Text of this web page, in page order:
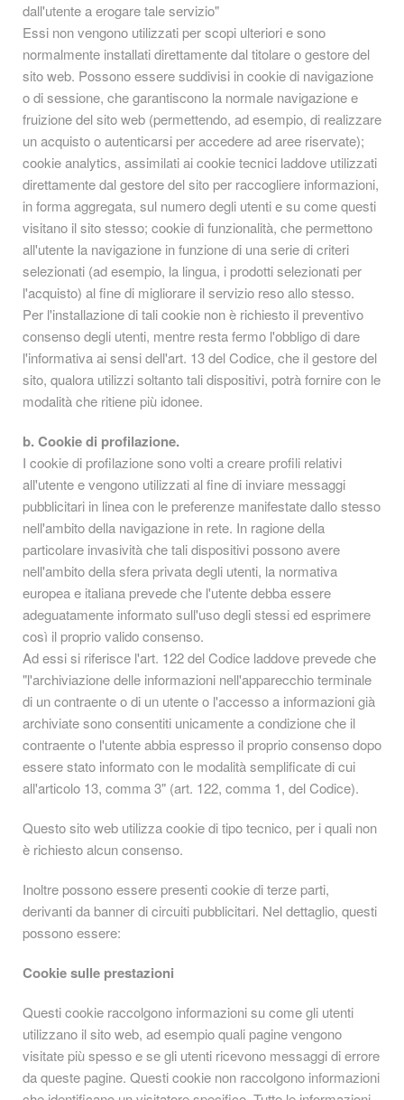
dall'utente a erogare tale servizio"
Essi non vengono utilizzati per scopi ulteriori e sono
normalmente installati direttamente dal titolare o gestore del
sito web. Possono essere suddivisi in cookie di navigazione
o di sessione, che garantiscono la normale navigazione e
fruizione del sito web (permettendo, ad esempio, di realizzare
un acquisto o autenticarsi per accedere ad aree riservate);
cookie analytics, assimilati ai cookie tecnici laddove utilizzati
direttamente dal gestore del sito per raccogliere informazioni,
in forma aggregata, sul numero degli utenti e su come questi
visitano il sito stesso; cookie di funzionalità, che permettono
all'utente la navigazione in funzione di una serie di criteri
selezionati (ad esempio, la lingua, i prodotti selezionati per
l'acquisto) al fine di migliorare il servizio reso allo stesso.
Per l'installazione di tali cookie non è richiesto il preventivo
consenso degli utenti, mentre resta fermo l'obbligo di dare
l'informativa ai sensi dell'art. 13 del Codice, che il gestore del
sito, qualora utilizzi soltanto tali dispositivi, potrà fornire con le
modalità che ritiene più idonee.
b. Cookie di profilazione.
I cookie di profilazione sono volti a creare profili relativi
all'utente e vengono utilizzati al fine di inviare messaggi
pubblicitari in linea con le preferenze manifestate dallo stesso
nell'ambito della navigazione in rete. In ragione della
particolare invasività che tali dispositivi possono avere
nell'ambito della sfera privata degli utenti, la normativa
europea e italiana prevede che l'utente debba essere
adeguatamente informato sull'uso degli stessi ed esprimere
così il proprio valido consenso.
Ad essi si riferisce l'art. 122 del Codice laddove prevede che
"l'archiviazione delle informazioni nell'apparecchio terminale
di un contraente o di un utente o l'accesso a informazioni già
archiviate sono consentiti unicamente a condizione che il
contraente o l'utente abbia espresso il proprio consenso dopo
essere stato informato con le modalità semplificate di cui
all'articolo 13, comma 3" (art. 122, comma 1, del Codice).
Questo sito web utilizza cookie di tipo tecnico, per i quali non
è richiesto alcun consenso.
Inoltre possono essere presenti cookie di terze parti,
derivanti da banner di circuiti pubblicitari. Nel dettaglio, questi
possono essere:
Cookie sulle prestazioni
Questi cookie raccolgono informazioni su come gli utenti
utilizzano il sito web, ad esempio quali pagine vengono
visitate più spesso e se gli utenti ricevono messaggi di errore
da queste pagine. Questi cookie non raccolgono informazioni